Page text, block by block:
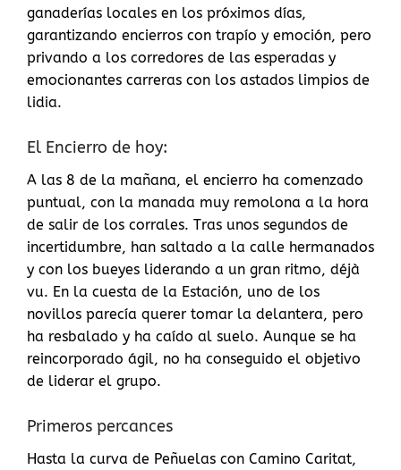
ganaderías locales en los próximos días,
garantizando encierros con trapío y emoción, pero
privando a los corredores de las esperadas y
emocionantes carreras con los astados limpios de
lidia.
El Encierro de hoy:
A las 8 de la mañana, el encierro ha comenzado
puntual, con la manada muy remolona a la hora
de salir de los corrales. Tras unos segundos de
incertidumbre, han saltado a la calle hermanados
y con los bueyes liderando a un gran ritmo, déjà
vu. En la cuesta de la Estación, uno de los
novillos parecía querer tomar la delantera, pero
ha resbalado y ha caído al suelo. Aunque se ha
reincorporado ágil, no ha conseguido el objetivo
de liderar el grupo.
Primeros percances
Hasta la curva de Peñuelas con Camino Caritat,